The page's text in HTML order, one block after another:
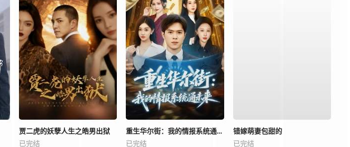
贾二虎的妖孽人生之皓男出狱
已完结
重生华尔街：我的情报系统通未来
已完结
错嫁萌妻包甜的
已完结